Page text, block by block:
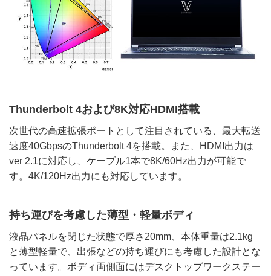
Thunderbolt 4および8K対応HDMI搭載
次世代の高速拡張ポートとして注目されている、最大転送
速度40GbpsのThunderbolt 4を搭載。また、HDMI出力は
ver 2.1に対応し、ケーブル1本で8K/60Hz出力が可能で
す。4K/120Hz出力にも対応しています。
持ち運びを考慮した薄型・軽量ボディ
液晶パネルを閉じた状態で厚さ20mm、本体重量は2.1kg
と薄型軽量で、出張などの持ち運びにも考慮した設計とな
っています。ボディ両側面にはデスクトップワークステー